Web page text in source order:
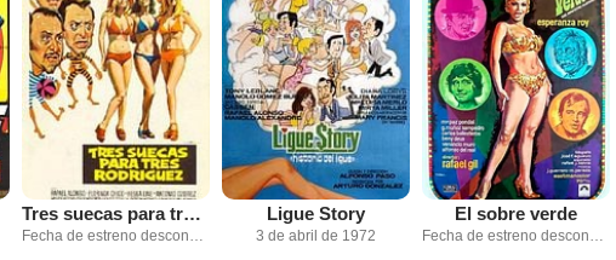
Tres suecas para tres Rodríguez
Fecha de estreno desconocida
Ligue Story
3 de abril de 1972
El sobre verde
Fecha de estreno desconocida